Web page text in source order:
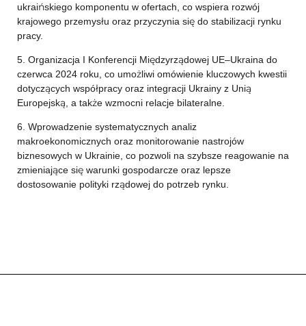
ukraińskiego komponentu w ofertach, co wspiera rozwój
krajowego przemysłu oraz przyczynia się do stabilizacji rynku
pracy.
5. Organizacja I Konferencji Międzyrządowej UE–Ukraina do
czerwca 2024 roku, co umożliwi omówienie kluczowych kwestii
dotyczących współpracy oraz integracji Ukrainy z Unią
Europejską, a także wzmocni relacje bilateralne.
6. Wprowadzenie systematycznych analiz
makroekonomicznych oraz monitorowanie nastrojów
biznesowych w Ukrainie, co pozwoli na szybsze reagowanie na
zmieniające się warunki gospodarcze oraz lepsze
dostosowanie polityki rządowej do potrzeb rynku.